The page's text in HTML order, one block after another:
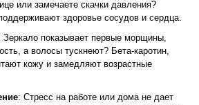
или замечаете скачки давления?
здоровье сосудов и сердца.
Зеркало показывает первые морщины,
а волосы тускнеют? Бета-каротин,
кожу и замедляют возрастные
: Стресс на работе или дома не дает